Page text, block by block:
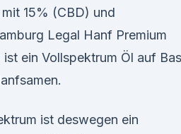
15% (CBD) und
Legal Hanf Premium
ein Vollspektrum Öl auf
ist deswegen ein